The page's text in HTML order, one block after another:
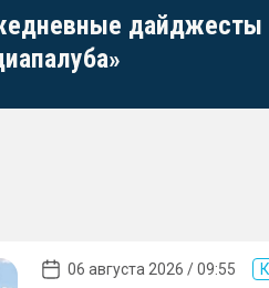
дайджесты
06 августа 2026 / 09:55